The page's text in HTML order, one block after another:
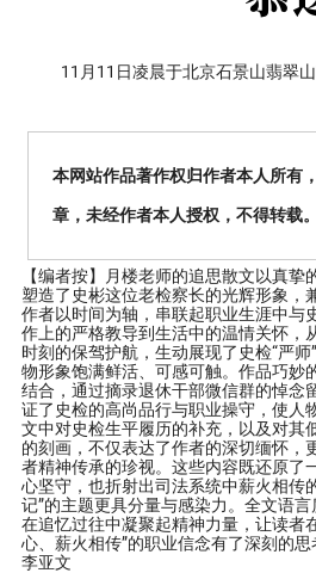
11月11日凌晨于北京石景山翡翠
本网站作品著作权归作者本人所有
章，未经作者本人授权，不得转载。
【编者按】
月楼老师的追思散文以真挚
塑造了史彬这位老检察长的光辉形象，
作者以时间为轴，串联起职业生涯中与
作上的严格教导到生活中的温情关怀，
时刻的保驾护航，生动展现了史检“严师
物形象饱满鲜活、可感可触。作品巧妙
结合，通过摘录退休干部微信群的悼念
证了史检的高尚品行与职业操守，使人
文中对史检生平履历的补充，以及对其
的刻画，不仅表达了作者的深切缅怀，
者精神传承的珍视。这些内容既还原了
心坚守，也折射出司法系统中薪火相传
记”的主题更具分量与感染力。全文语言
在追忆过往中凝聚起精神力量，让读者
心、薪火相传”的职业信念有了深刻的思
李亚文